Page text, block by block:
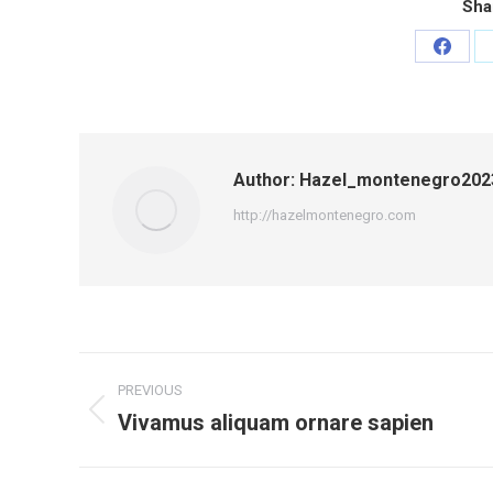
Share
Author:
http://hazelmontenegro.com
Post
navigation
PREVIOUS
Previous
Vivamus aliquam ornare sapien